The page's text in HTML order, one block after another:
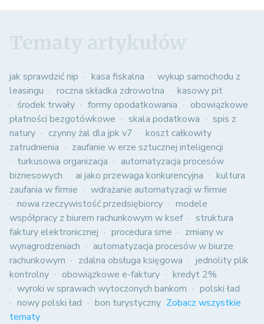
jak sprawdzić nip kasa fiskalna
wykup samochodu z
leasingu
roczna składka zdrowotna
kasowy pit
środek trwały
formy opodatkowania
obowiązkowe
płatności bezgotówkowe
skala podatkowa
spis z
natury
czynny żal dla jpk v7
koszt całkowity
zatrudnienia
zaufanie w erze sztucznej inteligencji
turkusowa organizacja
automatyzacja procesów
biznesowych
ai jako przewaga konkurencyjna
kultura
zaufania w firmie
wdrażanie automatyzacji w firmie
nowa rzeczywistość przedsiębiorcy
modele
współpracy z biurem rachunkowym w ksef
struktura
faktury elektronicznej
procedura sme
zmiany w
wynagrodzeniach
automatyzacja procesów w biurze
rachunkowym
zdalna obsługa księgowa
jednolity plik
kontrolny
obowiązkowe e-faktury
kredyt 2%
wyroki w sprawach wytoczonych bankom
polski ład
nowy polski ład
bon turystyczny Zobacz wszystkie
tematy